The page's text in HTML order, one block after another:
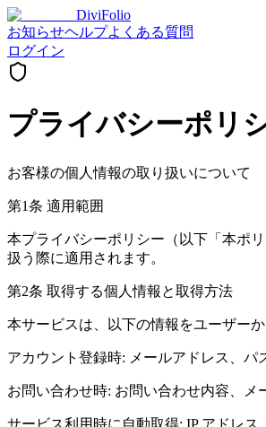
DiviFolio
お知らせヘルプよくある質問
ログイン
プライバシーポリ
お客様の個人情報の取り扱いについて
第1条 適用範囲
本プライバシーポリシー（以下「本ポ
扱う際に適用されます。
第2条 取得する個人情報と取得方法
本サービスは、以下の情報をユーザーか
アカウント登録時: メールアドレス、パ
お問い合わせ時: お問い合わせ内容、メ
サービス利用時に自動取得: IP アドレ